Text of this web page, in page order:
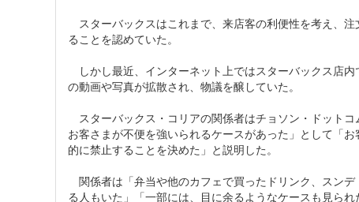
スターバックスはこれまで、来店客の利便性を考え、
ることを認めていた。
しかし最近、インターネット上ではスターバックス店
の動画や写真が拡散され、物議を醸していた。
スターバックス・コリアの関係者はチョソン・ドット
お客さまが不便を強いられるケースがあった」として「
的に禁止することを決めた」と説明した。
関係者は「弁当や他のカフェで買ったドリンク、スン
る人もいた」「一部には、目に余るようなケースも見ら